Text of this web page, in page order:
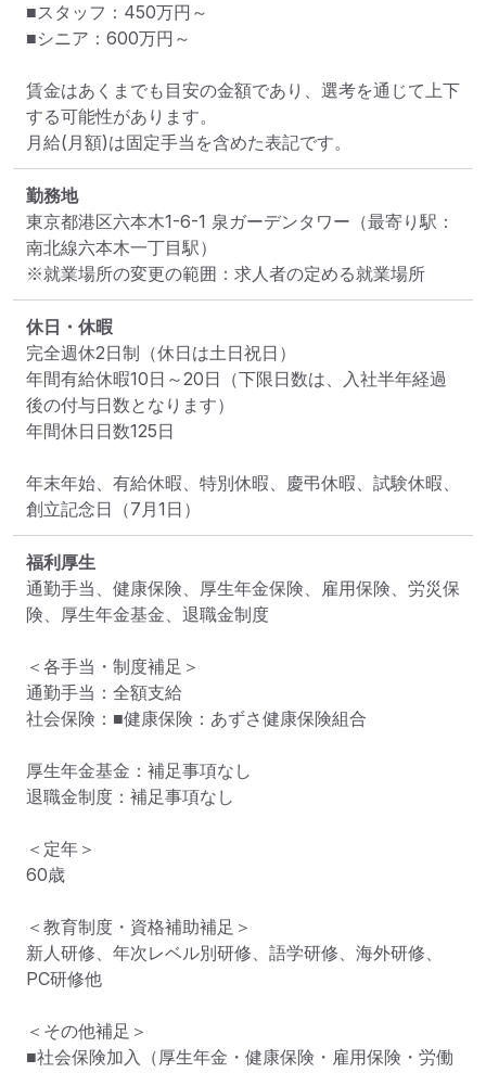
■スタッフ：450万円～
■シニア：600万円～
賃金はあくまでも目安の金額であり、選考を通じて上下
する可能性があります。
月給(月額)は固定手当を含めた表記です。
勤務地
東京都港区六本木1-6-1 泉ガーデンタワー （最寄り駅：
南北線六本木一丁目駅）
※就業場所の変更の範囲：求人者の定める就業場所
休日・休暇
完全週休2日制（休日は土日祝日）
年間有給休暇10日～20日（下限日数は、入社半年経過
後の付与日数となります）
年間休日日数125日
年末年始、有給休暇、特別休暇、慶弔休暇、試験休暇、
創立記念日（7月1日）
福利厚生
通勤手当、健康保険、厚生年金保険、雇用保険、労災保
険、厚生年金基金、退職金制度
＜各手当・制度補足＞
通勤手当：全額支給
社会保険：■健康保険：あずさ健康保険組合
厚生年金基金：補足事項なし
退職金制度：補足事項なし
＜定年＞
60歳
＜教育制度・資格補助補足＞
新人研修、年次レベル別研修、語学研修、海外研修、
PC研修他
＜その他補足＞
■社会保険加入（厚生年金・健康保険・雇用保険・労働